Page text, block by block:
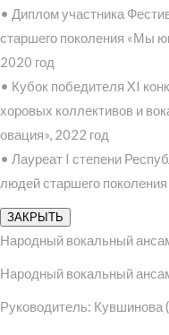
• Диплом участника
старшего поколения «Мы
2020 год
• Кубок победителя XI
хоровых коллективов и
овация», 2022 год
• Лауреат I степени
людей старшего
ЗАКРЫТЬ
Народный вокальный
Народный вокальный
Руководитель: Кувшинова